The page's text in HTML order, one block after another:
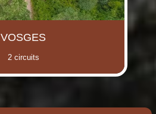
VOSGES
2 circuits